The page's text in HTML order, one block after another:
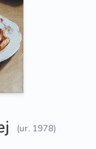
(ur. 1978)